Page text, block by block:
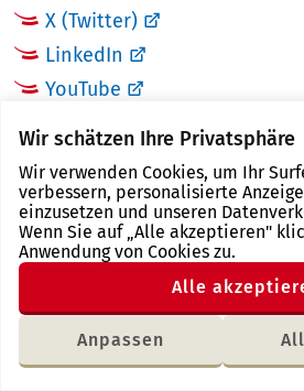
Wir schätzen Ihre Privatsphäre
Wir verwenden Cookies, um Ihr
verbessern, personalisierte
einzusetzen und unseren
Wenn Sie auf „Alle akzeptieren"
Anwendung von Cookies zu.
Anpassen
Alle
X (Twitter)
LinkedIn
YouTube
LINKS
Landkreis Zwickau
Tourismusregion Zwickau
Freistaat Sachsen
Region Zwickau